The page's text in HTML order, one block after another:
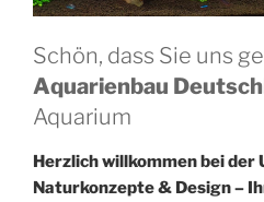
Schön, dass Sie uns
Aquarienbau
Aquarium
Herzlich willkommen bei
Naturkonzepte & Design –